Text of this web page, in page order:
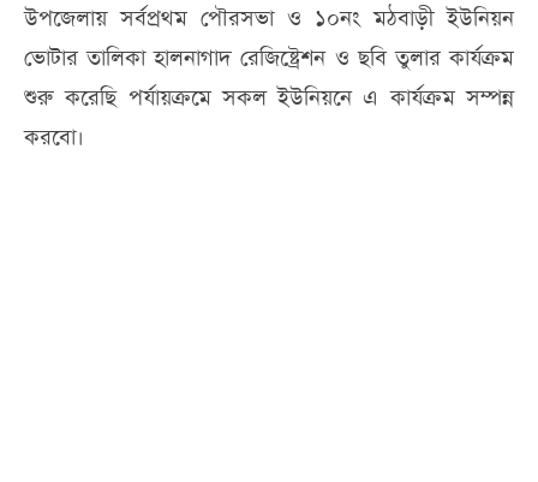
উপজেলায় সর্বপ্রথম পৌরসভা ও ১০নং মঠবাড়ী ইউনিয়ন
ভোটার তালিকা হালনাগাদ রেজিষ্ট্রেশন ও ছবি তুলার কার্যক্রম
শুরু করেছি পর্যায়ক্রমে সকল ইউনিয়নে এ কার্যক্রম সম্পন্ন
করবো।